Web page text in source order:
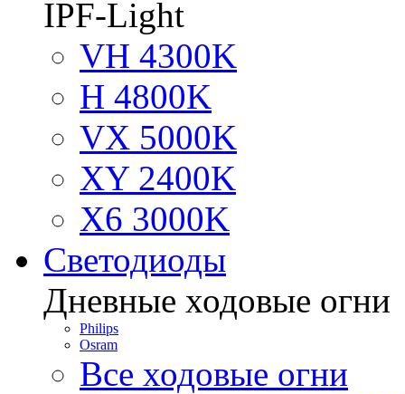
IPF-Light
VH 4300K
H 4800K
VX 5000K
XY 2400K
X6 3000K
Светодиоды
Дневные ходовые огни
Philips
Osram
Все ходовые огни